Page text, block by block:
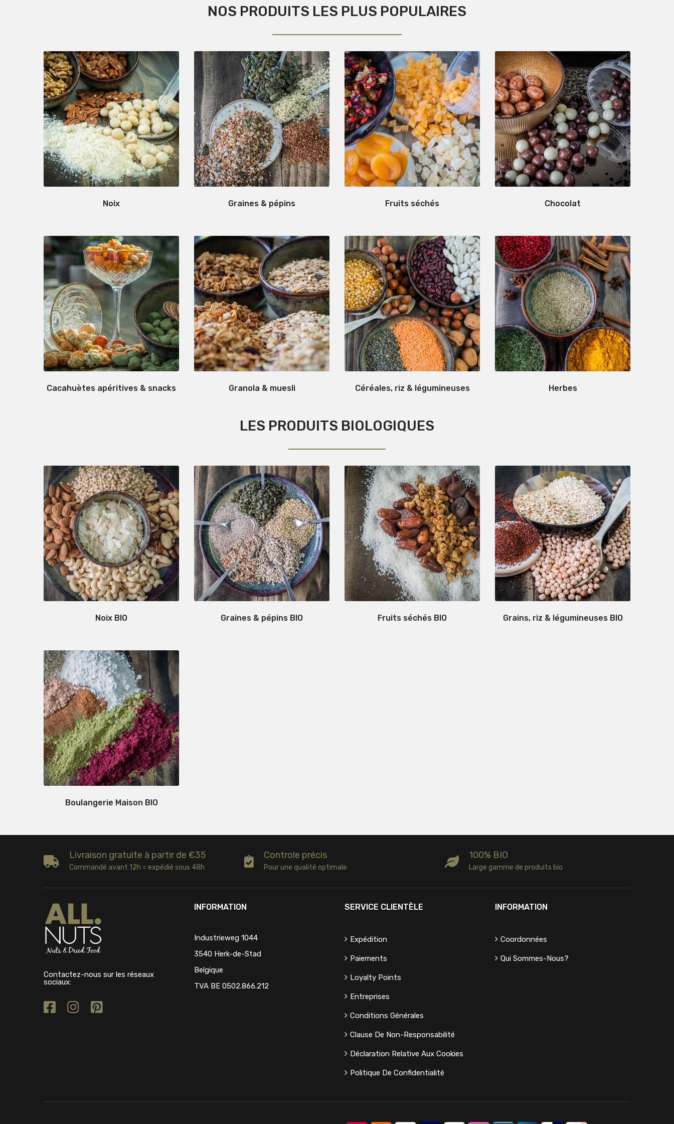
NOS PRODUITS LES PLUS POPULAIRES
Noix Graines & pépins Fruits séchés Chocolat
Cacahuètes apéritives & snacks Granola & muesli Céréales, riz & légumineuses Herbes
LES PRODUITS BIOLOGIQUES
Noix BIO Graines & pépins BIO Fruits séchés BIO Grains, riz & légumineuses BIO
Boulangerie Maison BIO
Livraison gratuite à partir de €35
Commandé avant 12h = expédié sous 48h
Controle précis
Pour une qualité optimale
100% BIO
Large gamme de produits bio
Contactez-nous sur les réseaux
sociaux:
INFORMATION
Industrieweg 1044
3540 Herk-de-Stad
Belgique
TVA BE 0502.866.212
SERVICE CLIENTÈLE
Expédition
Paiements
Loyalty Points
Entreprises
Conditions Générales
Clause De Non-Responsabilité
Déclaration Relative Aux Cookies
Politique De Confidentialité
INFORMATION
Coordonnées
Qui Sommes-Nous?